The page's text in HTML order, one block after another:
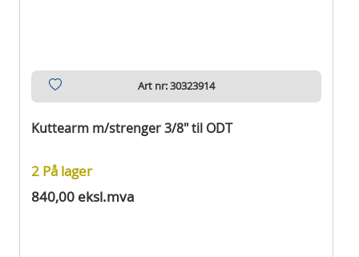
Art nr: 30323914
Kuttearm m/strenger 3/8" til ODT
2 På lager
840,00 eksl.mva